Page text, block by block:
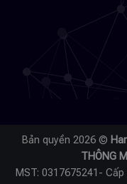
Bản quyền 2026 ©
THÔNG
MST: 0317675241-